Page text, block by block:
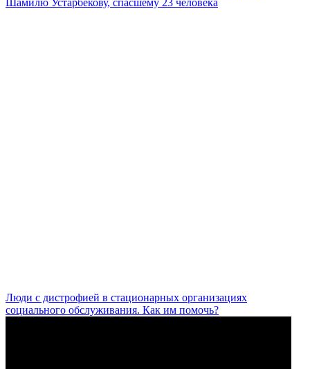
Люди с дистрофией в стационарных организациях
социального обслуживания. Как им помочь?